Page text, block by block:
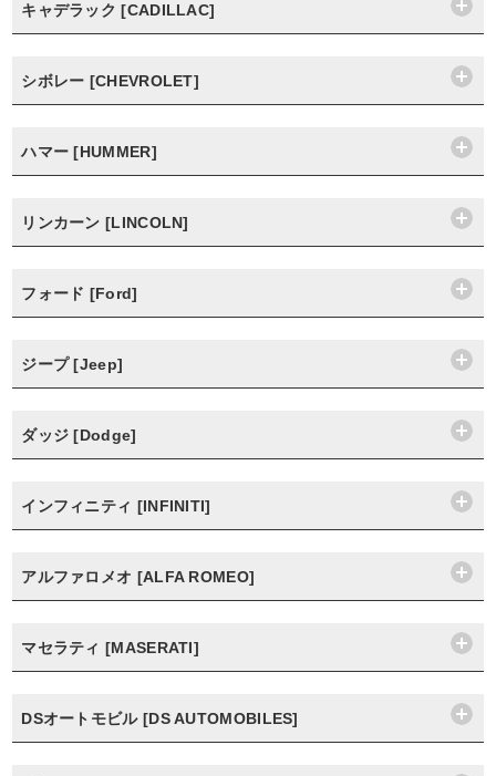
キャデラック [CADILLAC]
シボレー [CHEVROLET]
ハマー [HUMMER]
リンカーン [LINCOLN]
フォード [Ford]
ジープ [Jeep]
ダッジ [Dodge]
インフィニティ [INFINITI]
アルファロメオ [ALFA ROMEO]
マセラティ [MASERATI]
DSオートモビル [DS AUTOMOBILES]